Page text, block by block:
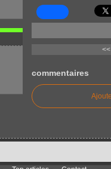
commentaires